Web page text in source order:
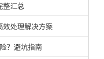
整汇总
效处理解决方案
？避坑指南